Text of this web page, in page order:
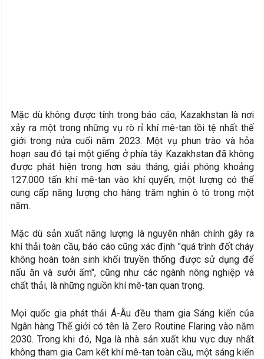
Mặc dù không được tính trong báo cáo, Kazakhstan là nơi
xảy ra một trong những vụ rò rỉ khí mê-tan tồi tệ nhất thế
giới trong nửa cuối năm 2023. Một vụ phun trào và hỏa
hoạn sau đó tại một giếng ở phía tây Kazakhstan đã không
được phát hiện trong hơn sáu tháng, giải phóng khoảng
127.000 tấn khí mê-tan vào khí quyển, một lượng có thể
cung cấp năng lượng cho hàng trăm nghìn ô tô trong một
năm.
Mặc dù sản xuất năng lượng là nguyên nhân chính gây ra
khí thải toàn cầu, báo cáo cũng xác định "quá trình đốt cháy
không hoàn toàn sinh khối truyền thống được sử dụng để
nấu ăn và sưởi ấm", cũng như các ngành nông nghiệp và
chất thải, là những nguồn khí mê-tan quan trọng.
Mọi quốc gia phát thải Á-Âu đều tham gia Sáng kiến ​​của
Ngân hàng Thế giới có tên là Zero Routine Flaring vào năm
2030. Trong khi đó, Nga là nhà sản xuất khu vực duy nhất
không tham gia Cam kết khí mê-tan toàn cầu, một sáng kiến